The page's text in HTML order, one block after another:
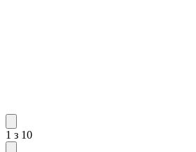
1 з 10